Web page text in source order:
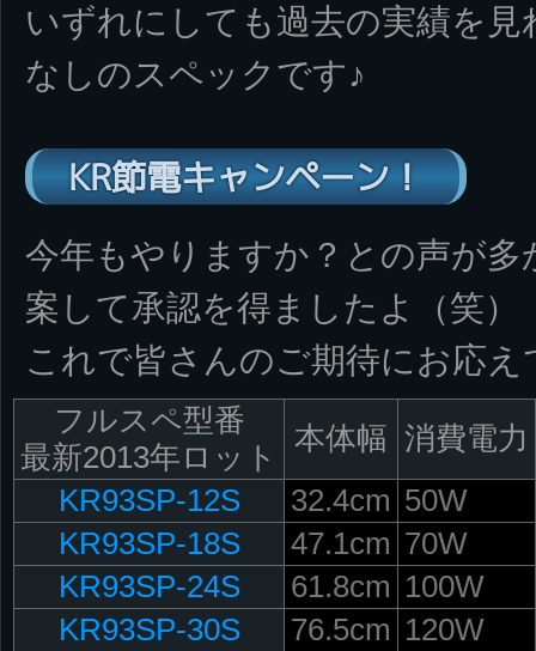
いずれにしても過去の実績を
なしのスペックです♪
KR節電キャンペーン！
今年もやりますか？との声が
案して承認を得ましたよ（笑）
これで皆さんのご期待にお応
フルスペ型番
最新2013年ロット
本体幅 消費電力
KR93SP-12S
32.4cm 50W
KR93SP-18S
47.1cm 70W
KR93SP-24S
61.8cm 100W
KR93SP-30S
76.5cm 120W